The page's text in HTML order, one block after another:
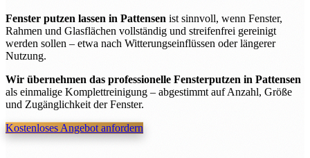
Fenster putzen lassen in Pattensen ist sinnvoll, wenn Fenster,
Rahmen und Glasflächen vollständig und streifenfrei gereinigt
werden sollen – etwa nach Witterungseinflüssen oder längerer
Nutzung.
Wir übernehmen das professionelle Fensterputzen in Pattensen
als einmalige Komplettreinigung – abgestimmt auf Anzahl, Größe
und Zugänglichkeit der Fenster.
Kostenloses Angebot anfordern